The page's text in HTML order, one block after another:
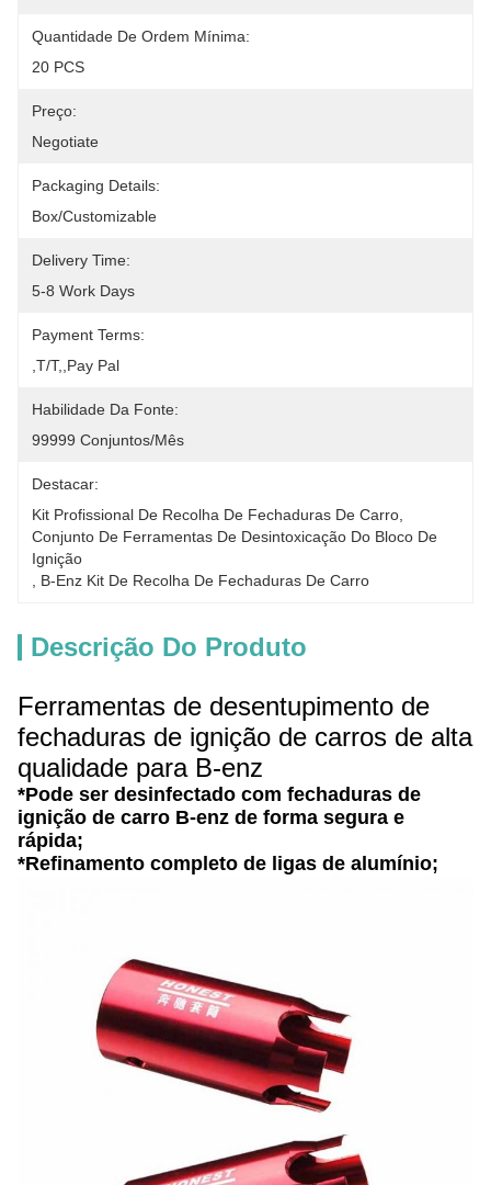
Quantidade De Ordem Mínima:
20 PCS
Preço:
Negotiate
Packaging Details:
Box/Customizable
Delivery Time:
5-8 Work Days
Payment Terms:
,T/T,,pay Pal
Habilidade Da Fonte:
99999 Conjuntos/mês
Destacar:
Kit Profissional De Recolha De Fechaduras De Carro
Conjunto De Ferramentas De Desintoxicação Do Bloco De
Ignição
B-Enz Kit De Recolha De Fechaduras De Carro
Descrição Do Produto
Ferramentas de desentupimento de
fechaduras de ignição de carros de alta
qualidade para B-enz
*Pode ser desinfectado com fechaduras de
ignição de carro B-enz de forma segura e
rápida;
*Refinamento completo de ligas de alumínio;